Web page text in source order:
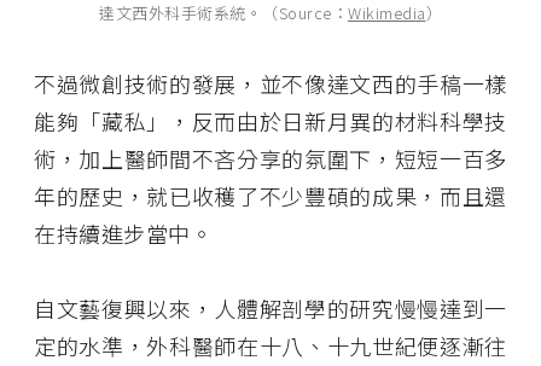
達文西外科手術系統。（Source： Wikimedia）
不過微創技術的發展，並不像達文西的手稿一樣
能夠「藏私」，反而由於日新月異的材料科學技
術，加上醫師間不吝分享的氛圍下，短短一百多
年的歷史，就已收穫了不少豐碩的成果，而且還
在持續進步當中。
自文藝復興以來，人體解剖學的研究慢慢達到一
定的水準，外科醫師在十八、十九世紀便逐漸往